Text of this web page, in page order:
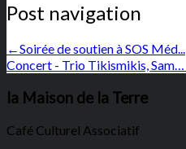
Post navigation
←Soirée de soutien à SOS Méd...
Concert - Trio Tikismikis, Sam…
la Maison de la Terre
Café Culturel Associatif